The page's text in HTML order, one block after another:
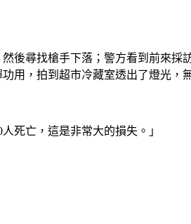
後尋找槍手下落；警方看到前來
用，拍到超市冷藏室透出了燈光
死亡，這是非常大的損失。」